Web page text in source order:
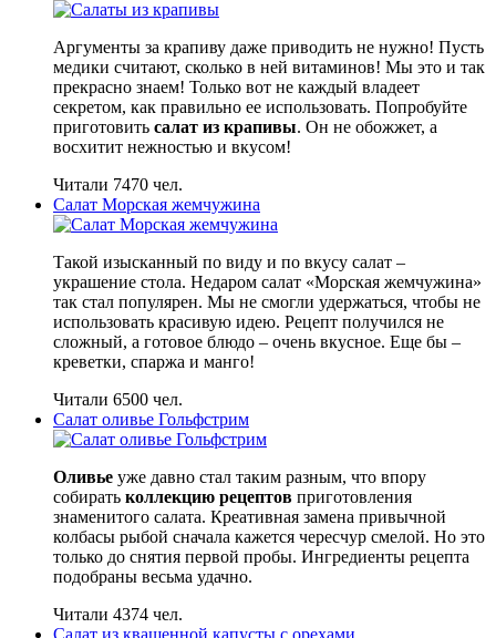
Аргументы за крапиву даже приводить не нужно! Пусть
медики считают, сколько в ней витаминов! Мы это и так
прекрасно знаем! Только вот не каждый владеет
секретом, как правильно ее использовать. Попробуйте
приготовить салат из крапивы. Он не обожжет, а
восхитит нежностью и вкусом!
Читали 7470 чел.
Салат Морская жемчужина
Такой изысканный по виду и по вкусу салат –
украшение стола. Недаром салат «Морская жемчужина»
так стал популярен. Мы не смогли удержаться, чтобы не
использовать красивую идею. Рецепт получился не
сложный, а готовое блюдо – очень вкусное. Еще бы –
креветки, спаржа и манго!
Читали 6500 чел.
Салат оливье Гольфстрим
Оливье уже давно стал таким разным, что впору
собирать коллекцию рецептов приготовления
знаменитого салата. Креативная замена привычной
колбасы рыбой сначала кажется чересчур смелой. Но это
только до снятия первой пробы. Ингредиенты рецепта
подобраны весьма удачно.
Читали 4374 чел.
Салат из квашенной капусты с орехами